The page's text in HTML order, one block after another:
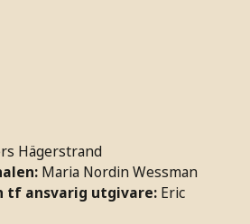
Hägerstrand
Maria Nordin Wessman
tf ansvarig utgivare: Eric